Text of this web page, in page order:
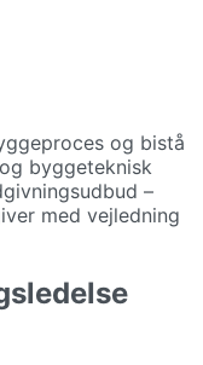
og bistå
byggeteknisk
–
med vejledning